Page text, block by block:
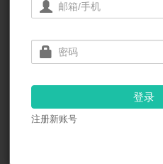
登录
注册新账号